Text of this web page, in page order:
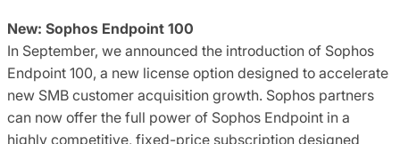
New: Sophos Endpoint 100
In September, we announced the introduction of Sophos
Endpoint 100, a new license option designed to accelerate
new SMB customer acquisition growth. Sophos partners
can now offer the full power of Sophos Endpoint in a
highly competitive, fixed-price subscription designed